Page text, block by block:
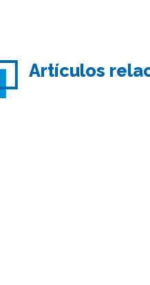
Artículos